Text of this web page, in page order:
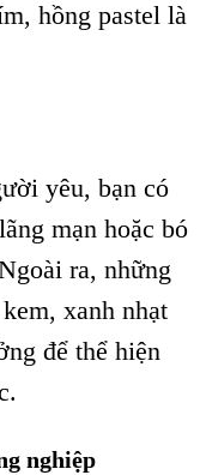
hồng pastel là
yêu, bạn có
mạn hoặc bó
ra, những
xanh nhạt
để thể hiện
nghiệp